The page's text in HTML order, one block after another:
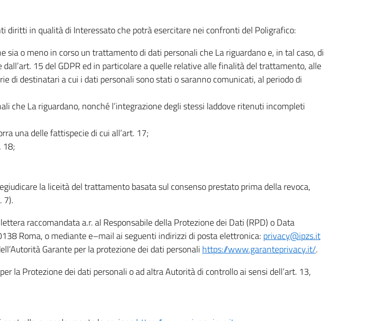
diritti in qualità di Interessato che potrà esercitare nei confronti del Poligrafico:
o meno in corso un trattamento di dati personali che La riguardano e, in tal caso, di
15 del GDPR ed in particolare a quelle relative alle finalità del trattamento, alle
di destinatari a cui i dati personali sono stati o saranno comunicati, al periodo di
che La riguardano, nonché l’integrazione degli stessi laddove ritenuti incompleti
una delle fattispecie di cui all’art. 17;
18;
la liceità del trattamento basata sul consenso prestato prima della revoca,
7).
raccomandata a.r. al Responsabile della Protezione dei Dati (RPD) o Data
Roma, o mediante e–mail ai seguenti indirizzi di posta elettronica: privacy@ipzs.it
Garante per la protezione dei dati personali https://www.garanteprivacy.it/.
la Protezione dei dati personali o ad altra Autorità di controllo ai sensi dell’art. 13,